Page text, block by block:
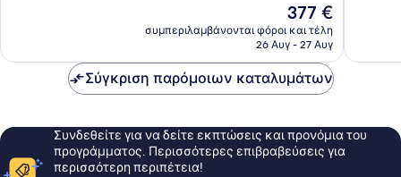
Η
τιμή
είναι
377 €
συμπεριλαμβάνονται φόροι και τέλη
26 Αυγ - 27 Αυγ
Σύγκριση παρόμοιων καταλυμάτων
Συνδεθείτε για να δείτε εκπτώσεις και προνόμια του
προγράμματος. Περισσότερες επιβραβεύσεις για
περισσότερη περιπέτεια!